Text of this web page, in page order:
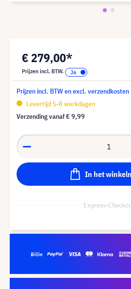
€ 279,00*
Prijzen incl. BTW.
Prijzen incl. BTW en excl. verzendkosten
Levertijd 5-8 werkdagen
Verzending vanaf€ 9,99
In het
Express-